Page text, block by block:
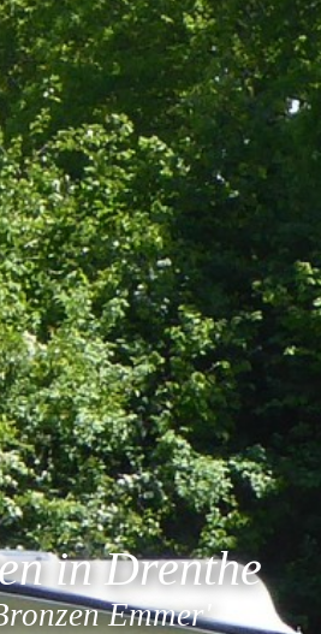
in Drenthe
Emmer'